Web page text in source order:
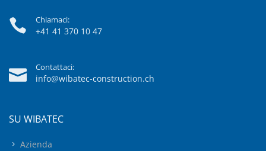
Chiamaci:
+41 41 370 10 47
Contattaci:
info@wibatec-construction.ch
SU WIBATEC
Azienda